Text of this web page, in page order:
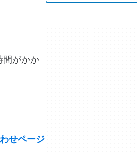
間がかか
せページ